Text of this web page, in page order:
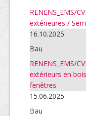
RENENS_EMS/
extérieures /
16.10.2025
Bau
RENENS_EMS/
extérieurs en
fenêtres
15.06.2025
Bau